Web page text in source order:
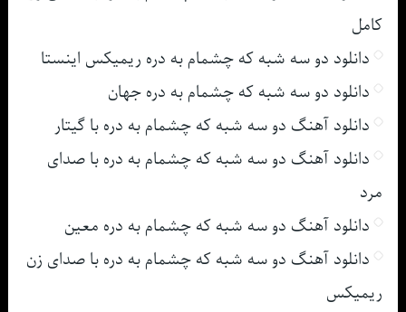
کامل
دانلود دو سه شبه که چشمام به دره ریمیکس اینستا
دانلود دو سه شبه که چشمام به دره جهان
دانلود آهنگ دو سه شبه که چشمام به دره با گیتار
دانلود آهنگ دو سه شبه که چشمام به دره با صدای
مرد
دانلود آهنگ دو سه شبه که چشمام به دره معین
دانلود آهنگ دو سه شبه که چشمام به دره با صدای زن
ریمیکس